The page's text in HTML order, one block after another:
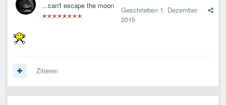
...can't escape the moon Geschrieben 1. Dezember
2015
Zitieren